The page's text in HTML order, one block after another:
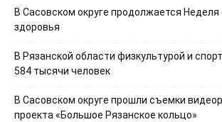
В Сасовском округе продолжается Неделя
здоровья
В Рязанской области физкультурой и
584 тысячи человек
В Сасовском округе прошли съемки
проекта «Большое Рязанское кольцо»